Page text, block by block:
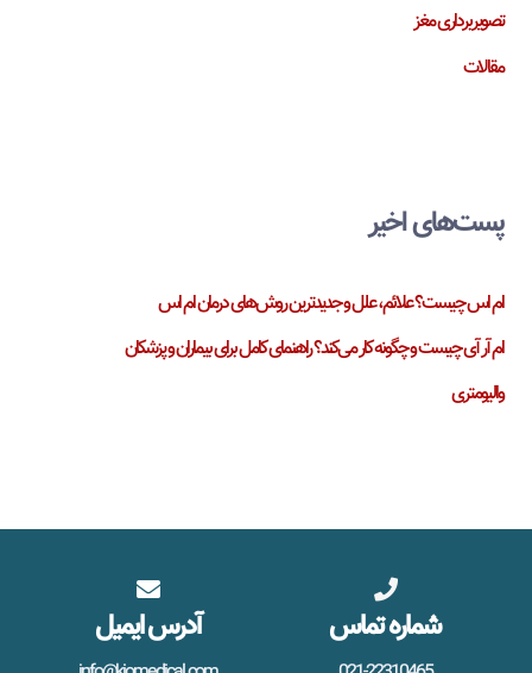
تصویربرداری مغز
مقالات
پست‌های اخیر
ام اس چیست؟ علائم، علل و جدیدترین روش‌های درمان ام اس
ام آر آی چیست و چگونه کار می‌کند؟ راهنمای کامل برای بیماران و پزشکان
والیومتری
شماره تماس آدرس ایمیل